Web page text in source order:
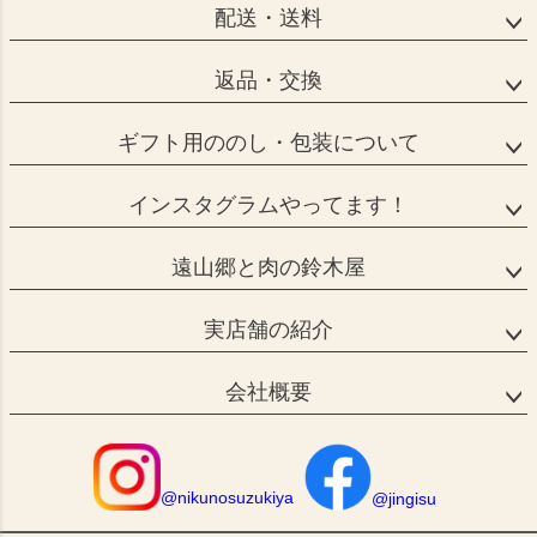
配送・送料
返品・交換
ギフト用ののし・包装について
インスタグラムやってます！
遠山郷と肉の鈴木屋
実店舗の紹介
会社概要
@nikunosuzukiya @jingisu